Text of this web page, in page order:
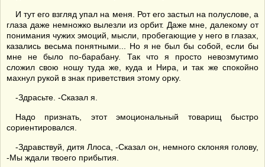
И тут его взгляд упал на меня. Рот его застыл на полуслове, а
глаза даже немножко вылезли из орбит. Даже мне, далекому от
понимания чужих эмоций, мысли, пробегающие у него в глазах,
казались весьма понятными... Но я не был бы собой, если бы
мне не было по-барабану. Так что я просто невозмутимо
сложил свою ношу туда же, куда и Нира, и так же спокойно
махнул рукой в знак приветствия этому орку.
-Здрасьте. -Сказал я.
Надо признать, этот эмоциональный товарищ быстро
сориентировался.
-Здравствуй, дитя Ллоса, -Сказал он, немного склоняя голову,
-Мы ждали твоего прибытия.